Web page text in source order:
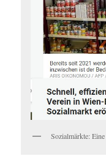
Sozialmärkte: